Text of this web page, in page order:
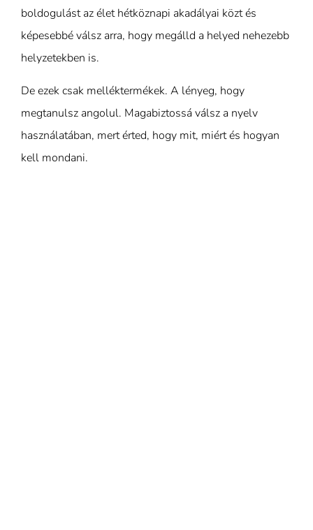
boldogulást az élet hétköznapi akadályai közt és
képesebbé válsz arra, hogy megálld a helyed nehezebb
helyzetekben is.
De ezek csak melléktermékek. A lényeg, hogy
megtanulsz angolul. Magabiztossá válsz a nyelv
használatában, mert érted, hogy mit, miért és hogyan
kell mondani.